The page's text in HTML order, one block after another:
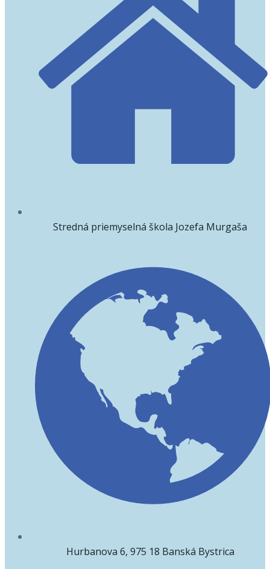
Stredná priemyselná škola Jozefa Murgaša
Hurbanova 6, 975 18 Banská Bystrica